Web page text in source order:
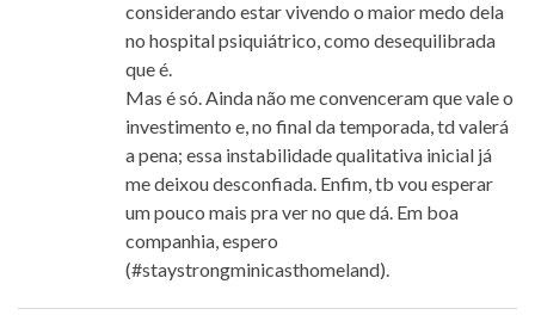
considerando estar vivendo o maior medo dela
no hospital psiquiátrico, como desequilibrada
que é.
Mas é só. Ainda não me convenceram que vale o
investimento e, no final da temporada, td valerá
a pena; essa instabilidade qualitativa inicial já
me deixou desconfiada. Enfim, tb vou esperar
um pouco mais pra ver no que dá. Em boa
companhia, espero
(#staystrongminicasthomeland).